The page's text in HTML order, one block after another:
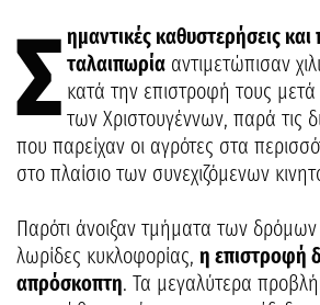
Σ ημαντικές καθυστερήσεις
ταλαιπωρία αντιμετώπισαν
κατά την επιστροφή τους μετά
των Χριστουγέννων, παρά τις
που παρείχαν οι αγρότες στα
στο πλαίσιο των συνεχιζόμενων
Παρότι άνοιξαν τμήματα των
λωρίδες κυκλοφορίας, η επιστροφή
απρόσκοπτη. Τα μεγαλύτερα